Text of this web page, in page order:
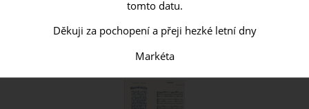
tomto datu.
Děkuji za pochopení a přeji hezké letní dny
Markéta